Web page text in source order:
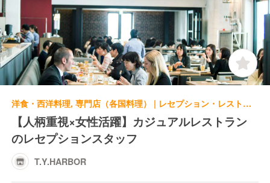
洋食・西洋料理, 専門店（各国料理） | レセプション・レストランレセプション | T.Y.HARBOR
【人柄重視×女性活躍】カジュアルレストラン
のレセプションスタッフ
T.Y.HARBOR